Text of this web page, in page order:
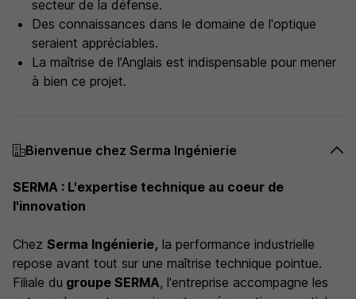
secteur de la défense.
Des connaissances dans le domaine de l'optique
seraient appréciables.
La maîtrise de l'Anglais est indispensable pour mener
à bien ce projet.
Bienvenue chez Serma Ingénierie
SERMA : L'expertise technique au coeur de
l'innovation
Chez Serma Ingénierie, la performance industrielle
repose avant tout sur une maîtrise technique pointue.
Filiale du groupe SERMA, l'entreprise accompagne les